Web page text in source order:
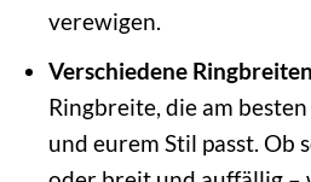
verewigen.
Verschiedene
Ringbreite, die am
und eurem Stil passt. Ob